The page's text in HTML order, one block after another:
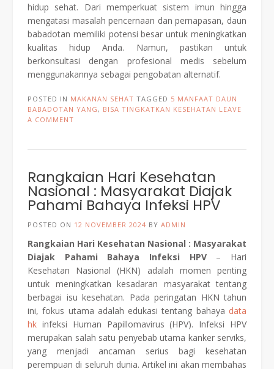
hidup sehat. Dari memperkuat sistem imun hingga
mengatasi masalah pencernaan dan pernapasan, daun
babadotan memiliki potensi besar untuk meningkatkan
kualitas hidup Anda. Namun, pastikan untuk
berkonsultasi dengan profesional medis sebelum
menggunakannya sebagai pengobatan alternatif.
POSTED IN MAKANAN SEHAT TAGGED 5 MANFAAT DAUN
BABADOTAN YANG , BISA TINGKATKAN KESEHATAN LEAVE
A COMMENT
Rangkaian Hari Kesehatan
Nasional : Masyarakat Diajak
Pahami Bahaya Infeksi HPV
POSTED ON 12 NOVEMBER 2024 BY ADMIN
Rangkaian Hari Kesehatan Nasional : Masyarakat
Diajak Pahami Bahaya Infeksi HPV– Hari
Kesehatan Nasional (HKN) adalah momen penting
untuk meningkatkan kesadaran masyarakat tentang
berbagai isu kesehatan. Pada peringatan HKN tahun
ini, fokus utama adalah edukasi tentang bahaya data
hk infeksi Human Papillomavirus (HPV). Infeksi HPV
merupakan salah satu penyebab utama kanker serviks,
yang menjadi ancaman serius bagi kesehatan
perempuan di seluruh dunia. Artikel ini akan membahas